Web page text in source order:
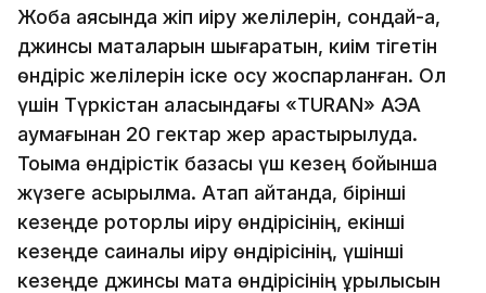
Жоба аясында жіп иіру желілерін, сондай-ақ,
джинсы маталарын шығаратын, киім тігетін
өндіріс желілерін іске қосу жоспарланған. Ол
үшін Түркістан қаласындағы «TURAN» АЭА
аумағынан 20 гектар жер қарастырылуда.
Тоқыма өндірістік базасы үш кезең бойынша
жүзеге асырылмақ. Атап айтқанда, бірінші
кезеңде роторлық иіру өндірісінің, екінші
кезеңде сақиналы иіру өндірісінің, үшінші
кезеңде джинсы мата өндірісінің құрылысын